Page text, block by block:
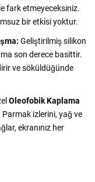
fark etmeyeceksiniz.
bir etkisi yoktur.
Geliştirilmiş silikon
son derece basittir.
ve söküldüğünde
Oleofobik Kaplama
izlerini, yağ ve
ekranınız her